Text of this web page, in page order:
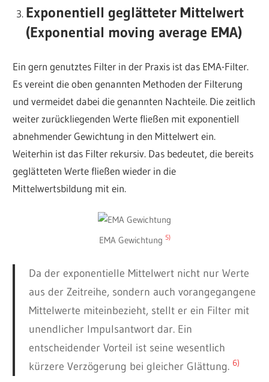
Exponentiell geglätteter Mittelwert
(Exponential moving average EMA)
Ein gern genutztes Filter in der Praxis ist das EMA-Filter.
Es vereint die oben genannten Methoden der Filterung
und vermeidet dabei die genannten Nachteile. Die zeitlich
weiter zurückliegenden Werte fließen mit exponentiell
abnehmender Gewichtung in den Mittelwert ein.
Weiterhin ist das Filter rekursiv. Das bedeutet, die bereits
geglätteten Werte fließen wieder in die
Mittelwertsbildung mit ein.
EMA Gewichtung 5)
Da der exponentielle Mittelwert nicht nur Werte
aus der Zeitreihe, sondern auch vorangegangene
Mittelwerte miteinbezieht, stellt er ein Filter mit
unendlicher Impulsantwort dar. Ein
entscheidender Vorteil ist seine wesentlich
kürzere Verzögerung bei gleicher Glättung. 6)